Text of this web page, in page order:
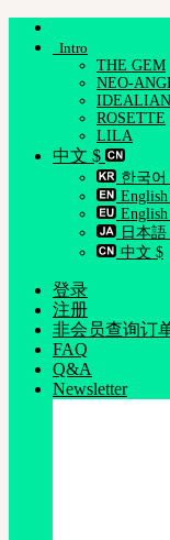
Intro
THE GEM
NEO-
IDEALIAN
ROSETTE
LILA
中文 $
한국어
日本語
中文 $
登录
注册
非会员查询订
FAQ
Q&A
Newsletter